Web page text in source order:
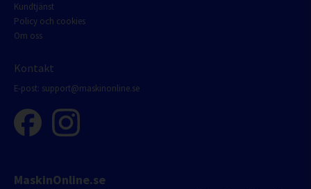
Kundtjänst
Policy och cookies
Om oss
Kontakt
E-post: support@maskinonline.se
MaskinOnline.se